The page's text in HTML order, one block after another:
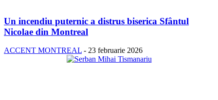
Un incendiu puternic a distrus biserica Sfântul
Nicolae din Montreal
ACCENT MONTREAL - 23 februarie 2026